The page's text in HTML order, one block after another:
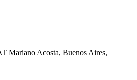
Mariano Acosta, Buenos Aires,